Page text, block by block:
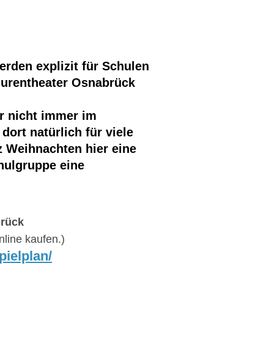
explizit für Schulen
Osnabrück
nicht immer im
dort natürlich für viele
hier eine
eine
kaufen.)